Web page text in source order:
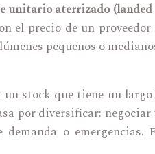
unitario aterrizado (landed
el precio de un
pequeños o
stock que tiene un largo
por diversificar:
o